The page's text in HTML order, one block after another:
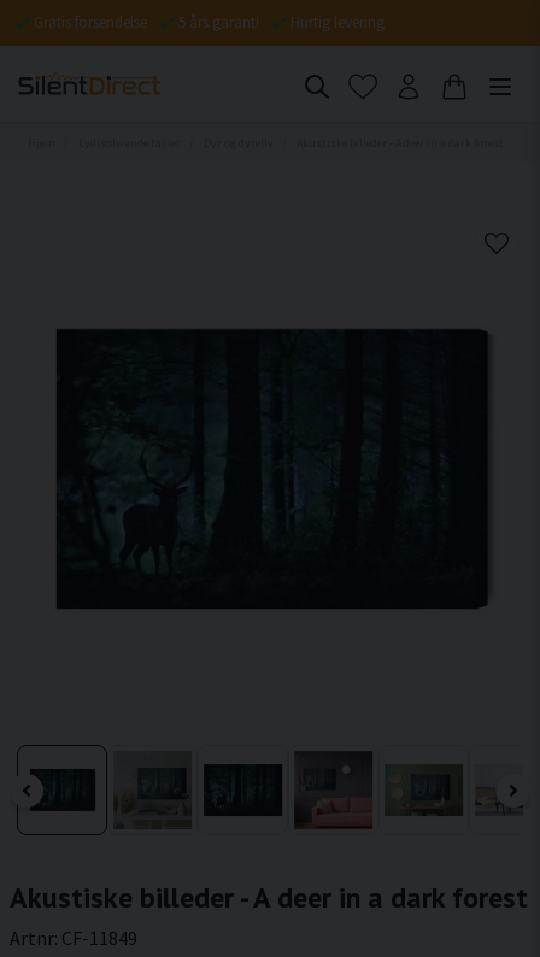
Gratis forsendelse 5 års garanti Hurtig levering
Akustiske billeder - A deer in a dark forest
Artnr: CF-11849